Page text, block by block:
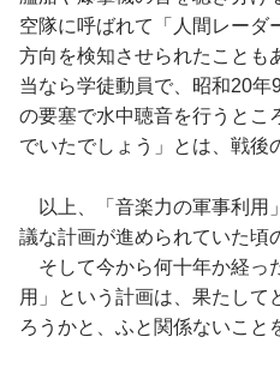
空隊に呼ばれて「人間レーダ
方向を検知させられたことも
当なら学徒動員で、昭和20
の要塞で水中聴音を行うとこ
でいたでしょう」とは、戦後
以上、「音楽力の軍事利用
議な計画が進められていた頃
そして今から何十年か経っ
用」という計画は、果たして
ろうかと、ふと関係ないこと